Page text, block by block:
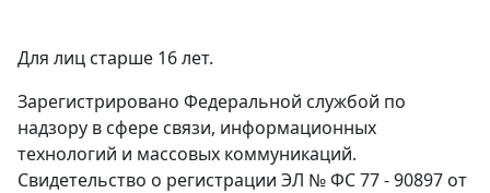
Для лиц старше 16 лет.
Зарегистрировано Федеральной службой по
надзору в сфере связи, информационных
технологий и массовых коммуникаций.
Свидетельство о регистрации ЭЛ № ФС 77 - 90897 от